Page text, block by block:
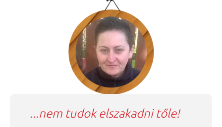
...nem tudok elszakadni tőle!